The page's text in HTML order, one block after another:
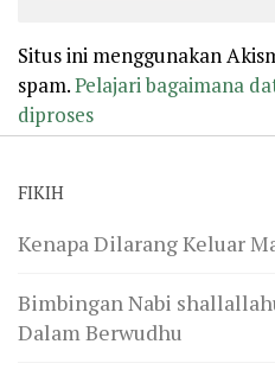
Situs ini menggunakan
spam.Pelajari bagaimana
diproses
FIKIH
Kenapa Dilarang Keluar
Bimbingan Nabi
Dalam Berwudhu